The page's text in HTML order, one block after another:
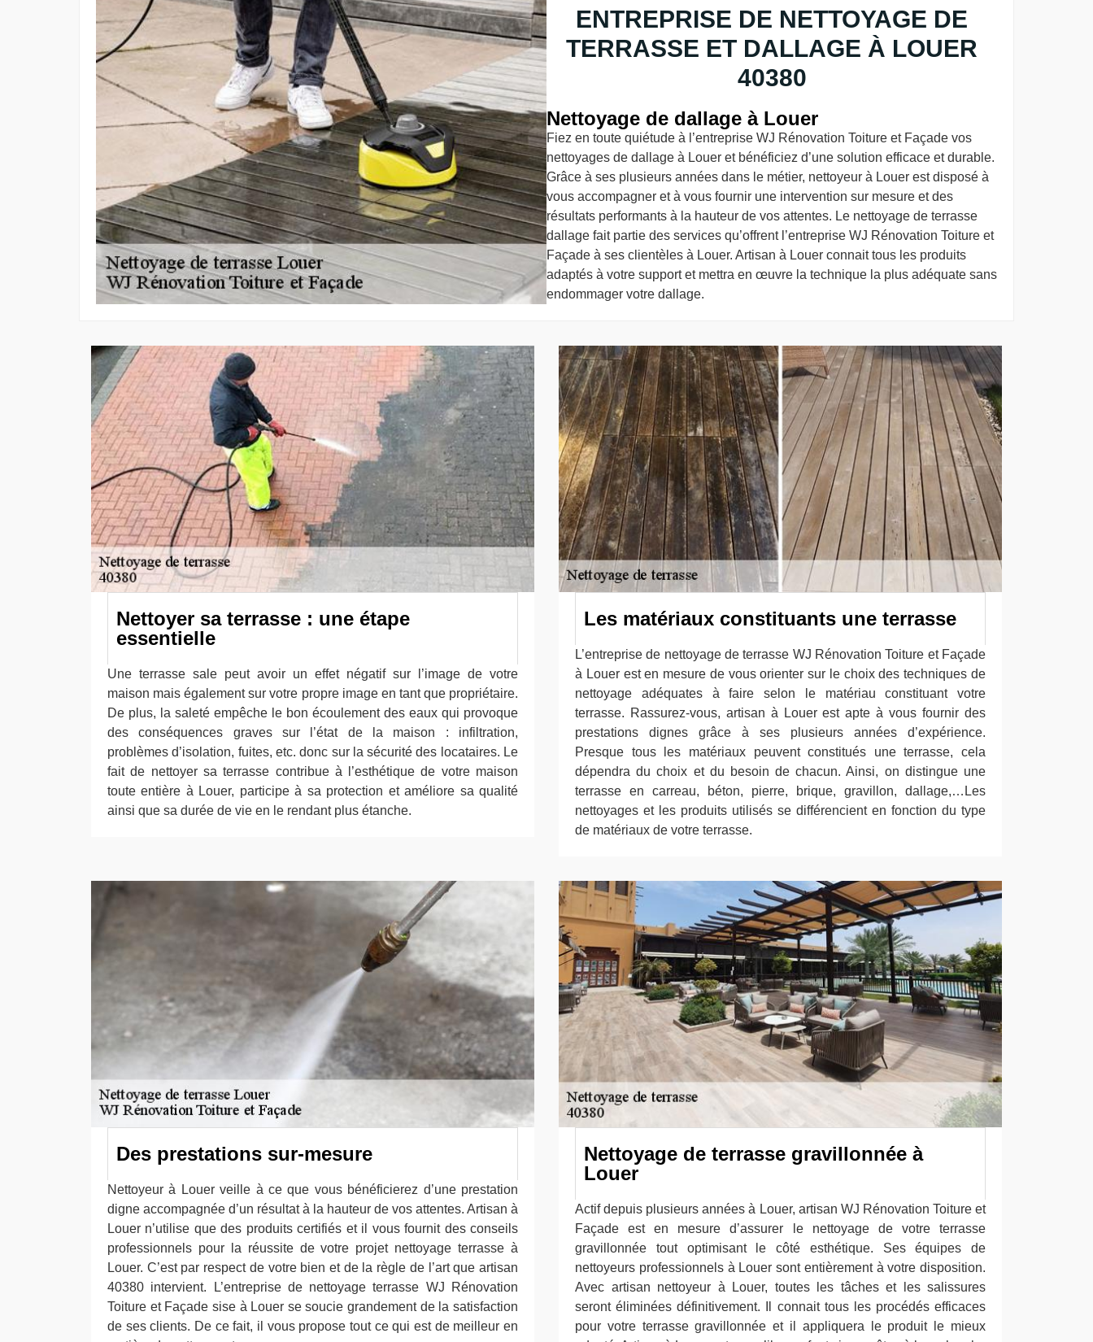
ENTREPRISE DE NETTOYAGE DE
TERRASSE ET DALLAGE À LOUER
40380
Nettoyage de dallage à Louer
Fiez en toute quiétude à l’entreprise WJ Rénovation Toiture et Façade vos
nettoyages de dallage à Louer et bénéficiez d’une solution efficace et durable.
Grâce à ses plusieurs années dans le métier, nettoyeur à Louer est disposé à
vous accompagner et à vous fournir une intervention sur mesure et des
résultats performants à la hauteur de vos attentes. Le nettoyage de terrasse
dallage fait partie des services qu’offrent l’entreprise WJ Rénovation Toiture et
Façade à ses clientèles à Louer. Artisan à Louer connait tous les produits
adaptés à votre support et mettra en œuvre la technique la plus adéquate sans
endommager votre dallage.
Nettoyer sa terrasse : une étape
essentielle
Une terrasse sale peut avoir un effet négatif sur l’image de votre
maison mais également sur votre propre image en tant que propriétaire.
De plus, la saleté empêche le bon écoulement des eaux qui provoque
des conséquences graves sur l’état de la maison : infiltration,
problèmes d’isolation, fuites, etc. donc sur la sécurité des locataires. Le
fait de nettoyer sa terrasse contribue à l’esthétique de votre maison
toute entière à Louer, participe à sa protection et améliore sa qualité
ainsi que sa durée de vie en le rendant plus étanche.
Les matériaux constituants une terrasse
L’entreprise de nettoyage de terrasse WJ Rénovation Toiture et Façade
à Louer est en mesure de vous orienter sur le choix des techniques de
nettoyage adéquates à faire selon le matériau constituant votre
terrasse. Rassurez-vous, artisan à Louer est apte à vous fournir des
prestations dignes grâce à ses plusieurs années d’expérience.
Presque tous les matériaux peuvent constitués une terrasse, cela
dépendra du choix et du besoin de chacun. Ainsi, on distingue une
terrasse en carreau, béton, pierre, brique, gravillon, dallage,…Les
nettoyages et les produits utilisés se différencient en fonction du type
de matériaux de votre terrasse.
Des prestations sur-mesure
Nettoyeur à Louer veille à ce que vous bénéficierez d’une prestation
digne accompagnée d’un résultat à la hauteur de vos attentes. Artisan à
Louer n’utilise que des produits certifiés et il vous fournit des conseils
professionnels pour la réussite de votre projet nettoyage terrasse à
Louer. C’est par respect de votre bien et de la règle de l’art que artisan
40380 intervient. L’entreprise de nettoyage terrasse WJ Rénovation
Toiture et Façade sise à Louer se soucie grandement de la satisfaction
de ses clients. De ce fait, il vous propose tout ce qui est de meilleur en
Nettoyage de terrasse gravillonnée à
Louer
Actif depuis plusieurs années à Louer, artisan WJ Rénovation Toiture et
Façade est en mesure d’assurer le nettoyage de votre terrasse
gravillonnée tout optimisant le côté esthétique. Ses équipes de
nettoyeurs professionnels à Louer sont entièrement à votre disposition.
Avec artisan nettoyeur à Louer, toutes les tâches et les salissures
seront éliminées définitivement. Il connait tous les procédés efficaces
pour votre terrasse gravillonnée et il appliquera le produit le mieux